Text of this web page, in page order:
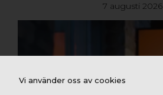
Vi använder oss av cookies
7 augusti 2026